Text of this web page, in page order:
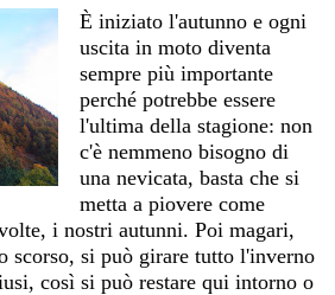
È iniziato l'autunno e ogni
uscita in moto diventa
sempre più importante
perché potrebbe essere
l'ultima della stagione: non
c'è nemmeno bisogno di
una nevicata, basta che si
metta a piovere come
i nostri autunni. Poi magari,
scorso, si può girare tutto l'inverno
così si può restare qui intorno o